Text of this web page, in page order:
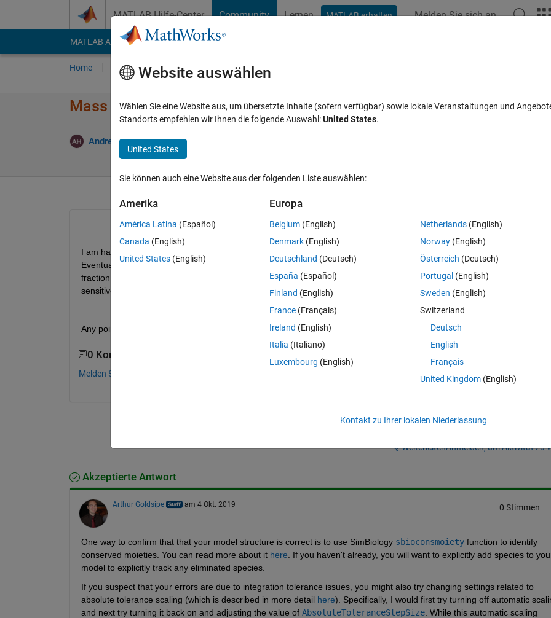
MATLAB Hilfe-Center Community Lernen MATLAB erhalten Melden Sie sich an
MATLAB Answers File Exchange Cody
Home Fragen Antworten Durchsuchen
Mass balance issues with PBPK model in Simbiology
Andrew Heitman 3 Okt. 2019
0 Stimmen
I am having issues with mass balance (creating mass out of nowhere, Nobel prize here I come...) in my PBPK model.
Eventually the system evens out, but the first steps (hours 0-10 out of 72) end up spitting out about a 1-10% error as a
fraction of the dose applied. I have tried different solvers and this has not eliminated the issue. The mass balance term is
sensitive to parameter values as well.
Any pointers would help.
0 Kommentare
Melden Sie sich an, um zu kommentieren.
Melden Sie sich an, um diese Frage zu
WeiterleitenAnmelden, um Aktivität zu
Akzeptierte Antwort
Arthur Goldsipe am 4 Okt. 2019 0 Stimmen
One way to confirm that that your model structure is correct is to use SimBiology sbioconsmoiety function to identify
conserved moieties. You can read more about it here . If you haven't already, you will want to explicitly add species to
model to explicitly track any eliminated species.
If you suspect that your errors are due to integration tolerance issues, you might also try changing settings related to
absolute tolerance scaling (which is described in more detail here). Specifically, I would first try turning off automatic
and next try turning it back on and adjusting the value of AbsoluteToleranceStepSize. While this automatic scaling
Website auswählen
Wählen Sie eine Website aus, um übersetzte Inhalte (sofern verfügbar) sowie lokale Veranstaltungen und
Standorts empfehlen wir Ihnen die folgende Auswahl:United States.
United States
Sie können auch eine Website aus der folgenden Liste auswählen:
Amerika
América Latina (Español)
Canada (English)
United States (English)
Europa
Belgium (English)
Denmark (English)
Deutschland (Deutsch)
España (Español)
Finland (English)
France (Français)
Ireland (English)
Italia (Italiano)
Luxembourg (English)
Netherlands(English)
Norway(English)
Österreich (Deutsch)
Portugal (English)
Sweden (English)
Switzerland
Deutsch
English
Français
United Kingdom(English)
Kontakt zu Ihrer lokalen Niederlassung